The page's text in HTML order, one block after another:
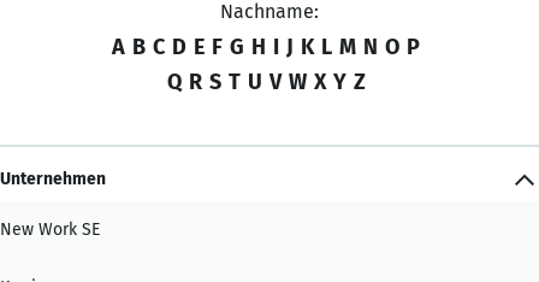
Nachname:
A B C D E F G H I J K L M N O P
Q R S T U V W X Y Z
Unternehmen
New Work SE